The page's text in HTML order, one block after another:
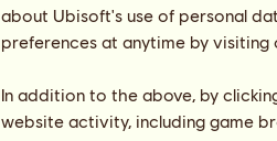
about Ubisoft's use of personal
preferences at anytime by
In addition to the above, by
website activity, including game